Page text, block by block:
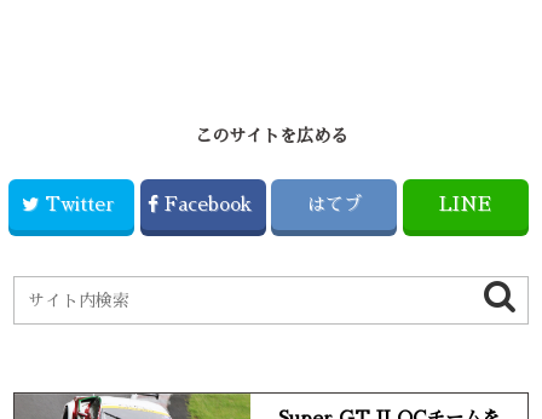
このサイトを広める
Twitter Facebook はてブ LINE